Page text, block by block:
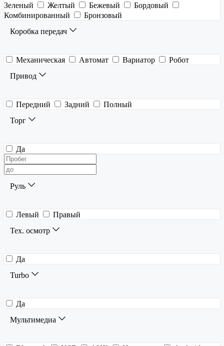
Зеленый
Желтый Бежевый
Бордовый
Комбинированный
Бронзовый
Коробка передач
Механическая Автомат Вариатор
Робот
Привод
Передний Задний
Полный
Торг
Да
Руль
Левый
Правый
Тех. осмотр
Да
Turbo
Да
Мультимедиа